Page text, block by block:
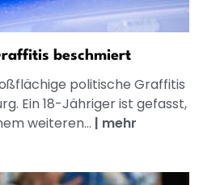
beschmiert
politische Graffitis
Ein 18-Jähriger ist gefasst,
weiteren... | mehr